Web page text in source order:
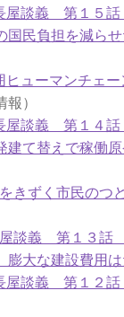
ゼロへのカウント
発ゼロへのカウ
発ゼロへのカウン
発ゼロへのカウン
屋談義 第１５
国民負担を減ら
ヒューマンチェー
）
屋談義 第１４
て替えで稼働原
きずく市民のつ
談義 第１３話
大な建設費用
屋談義 第１２